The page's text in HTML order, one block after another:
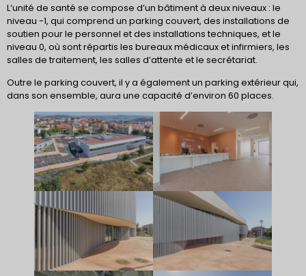
L’unité de santé se compose d’un bâtiment à deux niveaux : le
niveau -1, qui comprend un parking couvert, des installations de
soutien pour le personnel et des installations techniques, et le
niveau 0, où sont répartis les bureaux médicaux et infirmiers, les
salles de traitement, les salles d’attente et le secrétariat.
Outre le parking couvert, il y a également un parking extérieur qui,
dans son ensemble, aura une capacité d’environ 60 places.